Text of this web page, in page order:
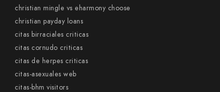
christian mingle vs eharmony choose
christian payday loans
citas birraciales criticas
citas cornudo criticas
citas de herpes criticas
citas-asexuales web
citas-bhm visitors